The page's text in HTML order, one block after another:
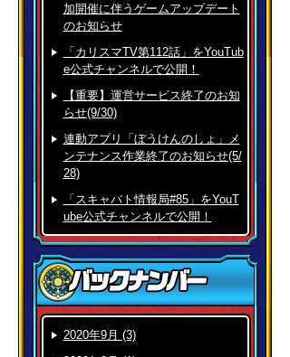
加開催に伴うゲームアップデート
のお知らせ
「カリスマTV第112話」をYouTub
e公式チャンネルで公開！
【重要】運営サービス終了のお知
らせ(9/30)
連動アプリ「ぼうけんのしょ」メ
ンテナンス作業終了のお知らせ(5/
28)
「スキャバト情報局#85」をYouT
ube公式チャンネルで公開！
2020年9月 (3)